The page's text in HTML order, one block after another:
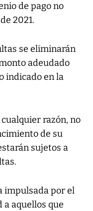
de pago no
2021.
se eliminarán
adeudado
indicado en la
razón, no
de su
sujetos a
impulsada por el
aquellos que